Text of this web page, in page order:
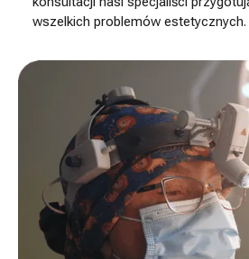
wszelkich problemów estetycznych.